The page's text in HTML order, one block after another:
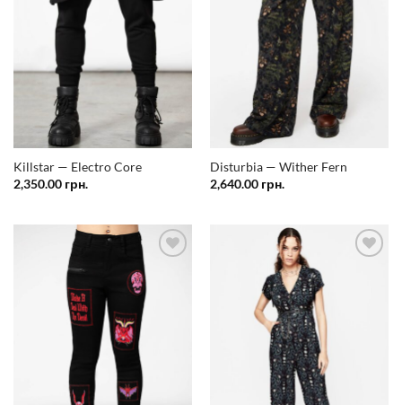
Killstar — Electro Core
2,350.00 грн.
Disturbia — Wither Fern
2,640.00 грн.
Додати